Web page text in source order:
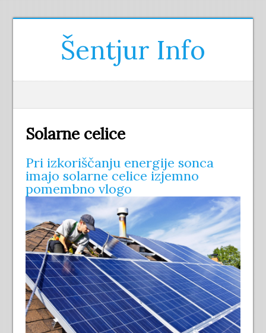
Šentjur Info
Solarne celice
Pri izkoriščanju energije sonca
imajo solarne celice izjemno
pomembno vlogo